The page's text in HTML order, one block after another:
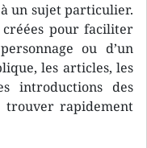
un sujet particulier.
créées pour faciliter
ou d’un
les articles, les
introductions des
trouver rapidement